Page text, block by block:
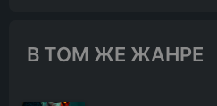
В ТОМ ЖЕ ЖАНРЕ